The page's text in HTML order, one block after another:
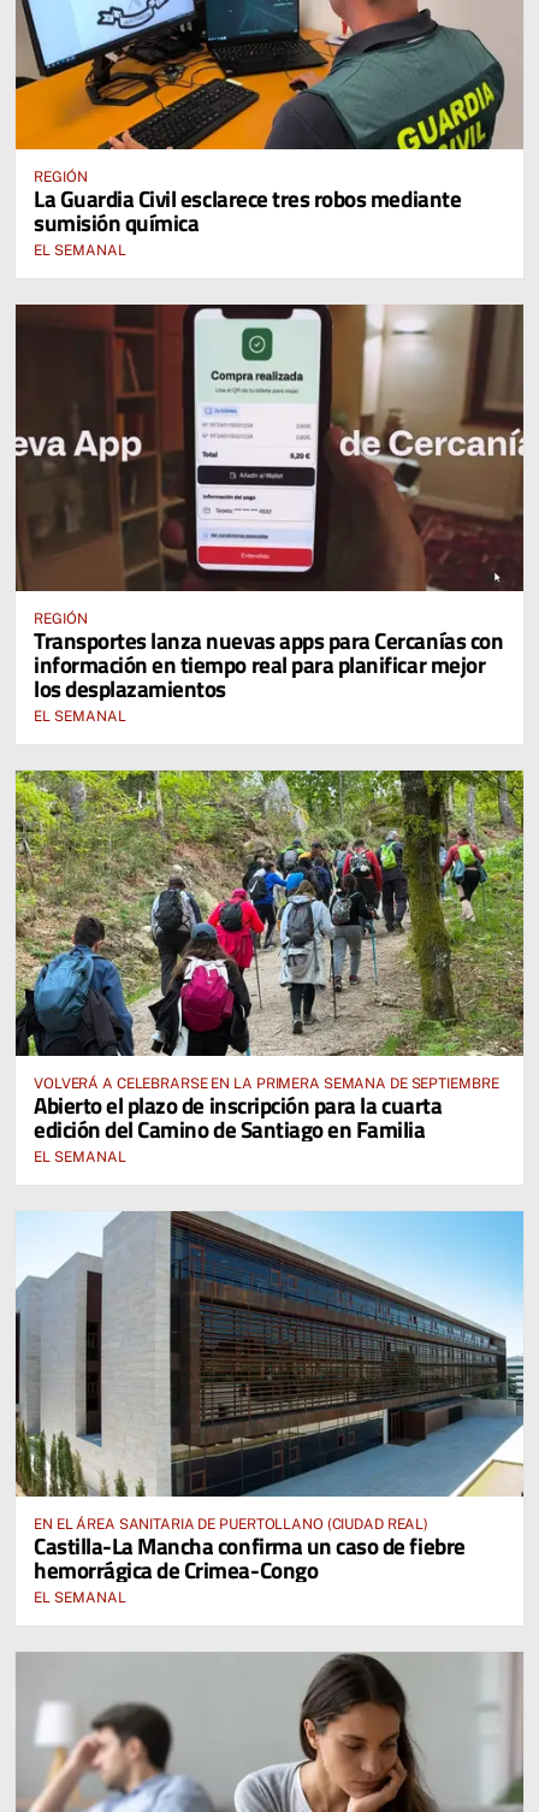
REGIÓN
La Guardia Civil esclarece tres robos mediante
sumisión química
EL SEMANAL
REGIÓN
Transportes lanza nuevas apps para Cercanías con
información en tiempo real para planificar mejor
los desplazamientos
EL SEMANAL
VOLVERÁ A CELEBRARSE EN LA PRIMERA SEMANA DE SEPTIEMBRE
Abierto el plazo de inscripción para la cuarta
edición del Camino de Santiago en Familia
EL SEMANAL
EN EL ÁREA SANITARIA DE PUERTOLLANO (CIUDAD REAL)
Castilla-La Mancha confirma un caso de fiebre
hemorrágica de Crimea-Congo
EL SEMANAL